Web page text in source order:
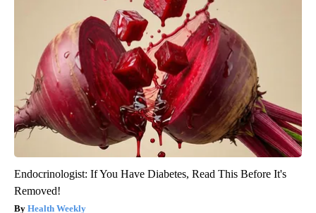
Endocrinologist: If You Have Diabetes, Read This Before It's
Removed!
Health Weekly